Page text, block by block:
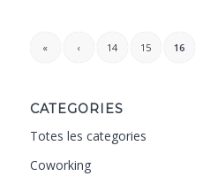
« ‹ 14 15 16
CATEGORIES
Totes les categories
Coworking